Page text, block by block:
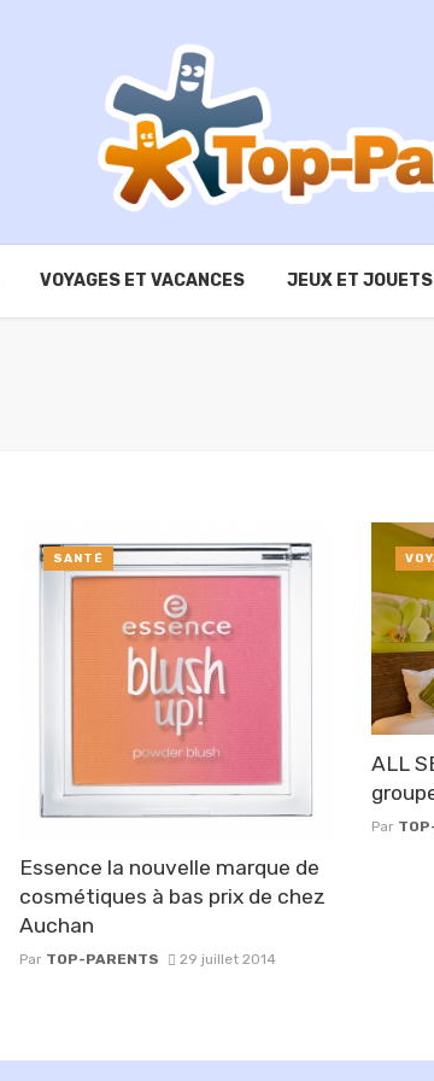
VOYAGES ET VACANCES JEUX ET JOUETS
Essence la nouvelle marque de
cosmétiques à bas prix de chez
Auchan
Par TOP-PARENTS 29 juillet 2014
SANTÉ
ALL
Par